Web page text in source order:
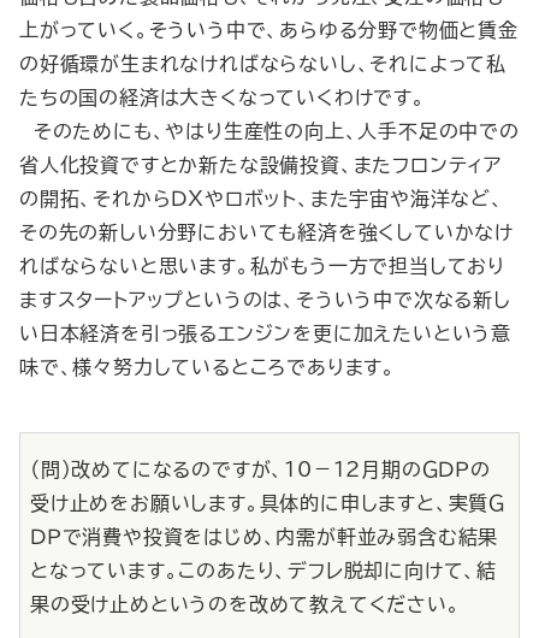
上がっていく。そういう中で、あらゆる分野で物価と賃金
の好循環が生まれなければならないし、それによって私
たちの国の経済は大きくなっていくわけです。
そのためにも、やはり生産性の向上、人手不足の中での
省人化投資ですとか新たな設備投資、またフロンティア
の開拓、それからＤＸやロボット、また宇宙や海洋など、
その先の新しい分野においても経済を強くしていかなけ
ればならないと思います。私がもう一方で担当しており
ますスタートアップというのは、そういう中で次なる新し
い日本経済を引っ張るエンジンを更に加えたいという意
味で、様々努力しているところであります。
（問）改めてになるのですが、10－12月期のＧＤＰの
受け止めをお願いします。具体的に申しますと、実質Ｇ
ＤＰで消費や投資をはじめ、内需が軒並み弱含む結果
となっています。このあたり、デフレ脱却に向けて、結
果の受け止めというのを改めて教えてください。